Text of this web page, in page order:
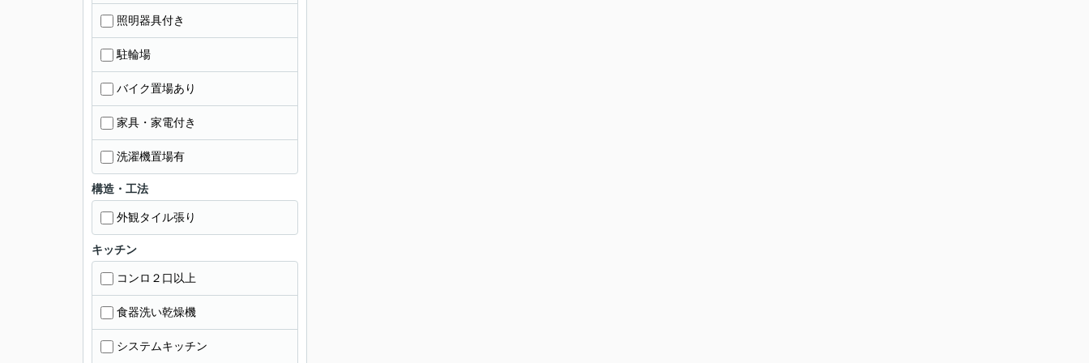
照明器具付き
駐輪場
バイク置場あり
家具・家電付き
洗濯機置場有
構造・工法
外観タイル張り
キッチン
コンロ２口以上
食器洗い乾燥機
システムキッチン